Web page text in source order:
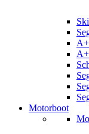
Motorboot